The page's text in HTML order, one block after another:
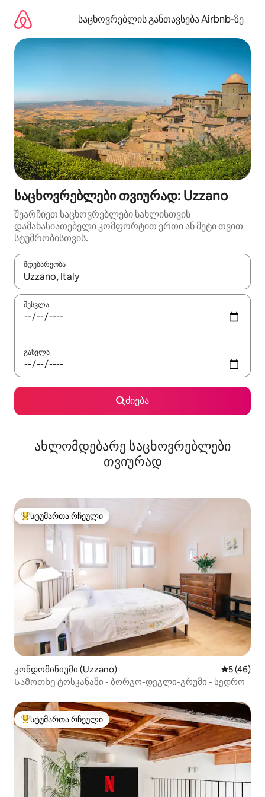
გადასვლა
საცხოვრებლის განთავსება Airbnb‑ზე
საცხოვრებლები თვიურად: Uzzano
შეარჩიეთ საცხოვრებლები სახლისთვის
დამახასიათებელი კომფორტით ერთი ან მეტი თვით
სტუმრობისთვის.
მდებარეობა
როცა შედეგები ხელმისაწვდომი გახდება, ნავიგაციისთვის
შესვლა
გასვლა
ძიება
ახლომდებარე საცხოვრებლები
თვიურად
სტუმართა რჩეული მოწინავე ვარიანტი
სტუმართა რჩეული
კონდომინიუმი (Uzzano) საშუალო
5 (46)
Სამოთხე ტოსკანაში - ბორგო-დეგლი-გრუმი - სედრო
სტუმართა რჩეული მოწინავე ვარიანტი
სტუმართა რჩეული